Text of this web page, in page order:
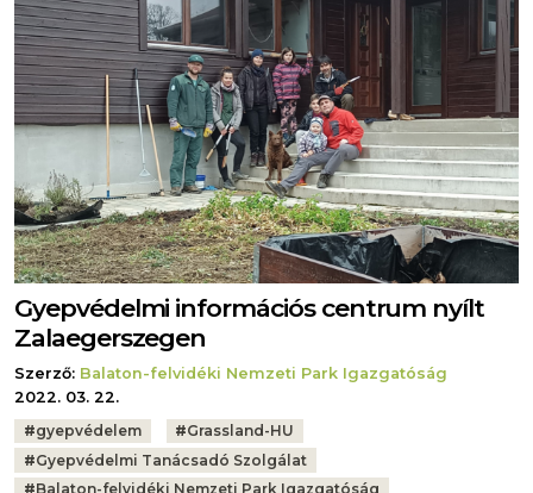
Gyepvédelmi információs centrum nyílt
Zalaegerszegen
Szerző: Balaton-felvidéki Nemzeti Park Igazgatóság
2022. 03. 22.
Tags:
#gyepvédelem #Grassland-HU
#Gyepvédelmi Tanácsadó Szolgálat
#Balaton-felvidéki Nemzeti Park Igazgatóság